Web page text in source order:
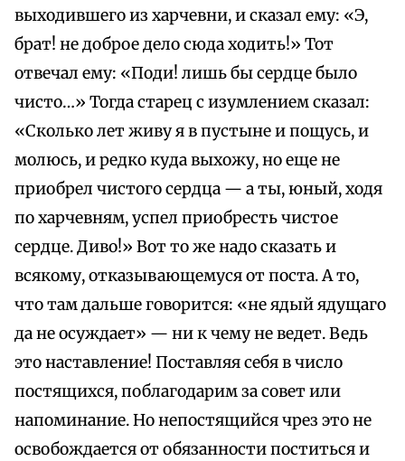
выходившего из харчевни, и сказал ему: «Э,
брат! не доброе дело сюда ходить!» Тот
отвечал ему: «Поди! лишь бы сердце было
чисто…» Тогда старец с изумлением сказал:
«Сколько лет живу я в пустыне и пощусь, и
молюсь, и редко куда выхожу, но еще не
приобрел чистого сердца — а ты, юный, ходя
по харчевням, успел приобресть чистое
сердце. Диво!» Вот то же надо сказать и
всякому, отказывающемуся от поста. А то,
что там дальше говорится: «не ядый ядущаго
да не осуждает» — ни к чему не ведет. Ведь
это наставление! Поставляя себя в число
постящихся, поблагодарим за совет или
напоминание. Но непостящийся чрез это не
освобождается от обязанности поститься и